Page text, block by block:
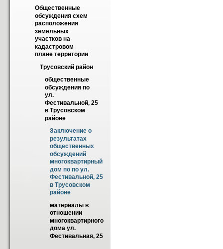
Общественные
обсуждения схем
расположения
земельных
участков на
кадастровом
плане территории
Трусовский район
общественные
обсуждения по
ул.
Фестивальной, 25
в Трусовском
районе
Заключение о
результатах
общественных
обсуждений
многоквартирный
дом по по ул.
Фестивальной, 25
в Трусовском
районе
материалы в
отношении
многоквартирного
дома ул.
Фестивальная, 25